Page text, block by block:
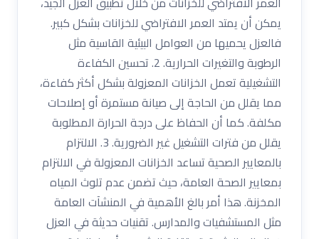
يمكن أن يمتد العمر الافتراضي للخزانات بشكل كبير.
فالعزل يحميها من العوامل البيئية القاسية مثل
الرطوبة والتغيرات الحرارية. 2. تحسين الكفاءة
التشغيلية تعمل الخزانات المعزولة بشكل أكثر كفاءة،
مما يقلل من الحاجة إلى صيانة مستمرة أو إصلاحات
مكلفة. كما أن الحفاظ على درجة الحرارة المطلوبة
يقلل من فترات التشغيل غير الضرورية. 3. الالتزام
بالمعايير الصحية تساعد الخزانات المعزولة في الالتزام
بمعايير الصحة العامة، حيث تضمن عدم تلوث المياه
المخزنة. هذا أمر بالغ الأهمية في المنشآت العامة
مثل المستشفيات والمدارس. تقنيات حديثة في العزل